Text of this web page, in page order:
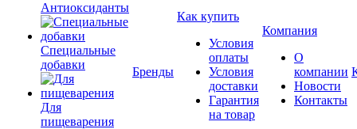
Антиоксиданты
Специальные
добавки
Для
пищеварения
Бренды
Как купить
Условия
оплаты
Условия
доставки
Гарантия
на товар
Компания
О
компании
Новости
Контакты